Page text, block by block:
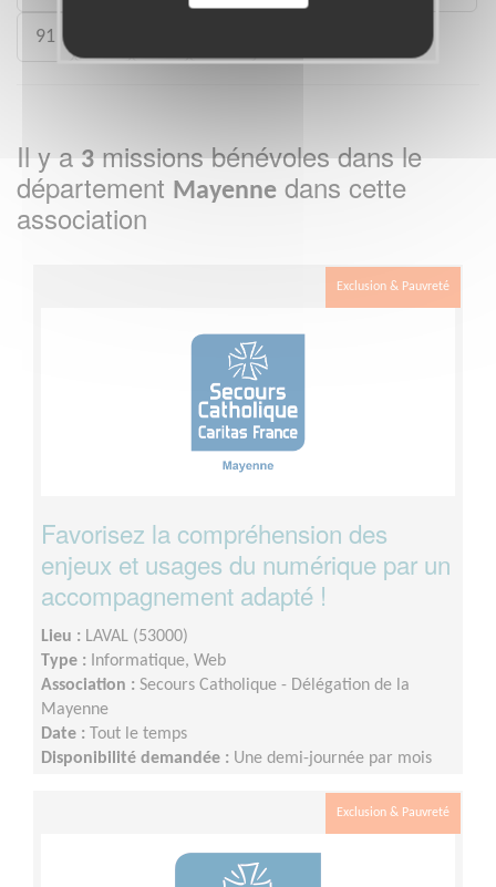
91
Il y a3missions bénévoles dans le
département Mayenne dans cette
association
Exclusion & Pauvreté
Favorisez la compréhension des
enjeux et usages du numérique par un
accompagnement adapté !
Lieu : LAVAL (53000)
Type :
Informatique, Web
Association : Secours Catholique - Délégation de la
Mayenne
Date :
Tout le temps
Disponibilité demandée : Une demi-journée par mois
Exclusion & Pauvreté